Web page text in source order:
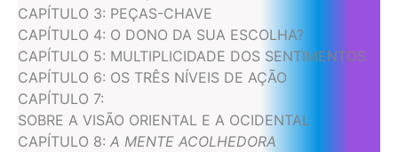
CAPÍTULO 3: PEÇAS-CHAVE
CAPÍTULO 4: O DONO DA SUA ESCOLHA?
CAPÍTULO 5: MULTIPLICIDADE DOS SENTIMENTOS
CAPÍTULO 6: OS TRÊS NÍVEIS DE AÇÃO
CAPÍTULO 7:
SOBRE A VISÃO ORIENTAL E A OCIDENTAL
CAPÍTULO 8: A MENTE ACOLHEDORA